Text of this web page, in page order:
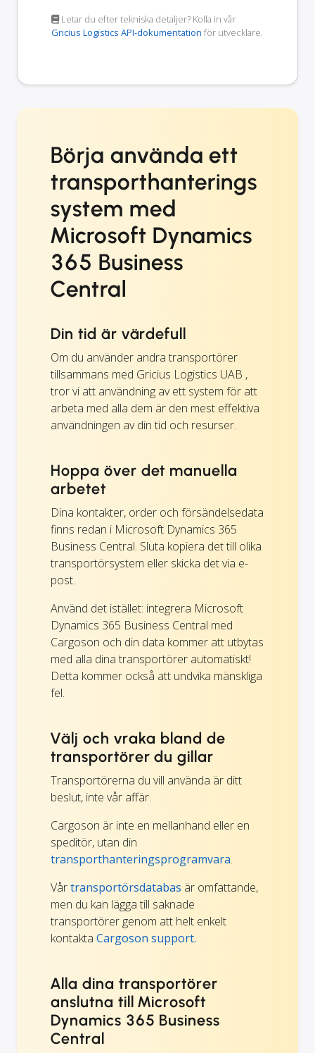
Letar du efter tekniska detaljer? Kolla in vår
Gricius Logistics API-dokumentation för utvecklare.
Börja använda ett
transporthanterings
system med
Microsoft Dynamics
365 Business
Central
Din tid är värdefull
Om du använder andra transportörer
tillsammans med Gricius Logistics UAB ,
tror vi att användning av ett system för att
arbeta med alla dem är den mest effektiva
användningen av din tid och resurser.
Hoppa över det manuella
arbetet
Dina kontakter, order och försändelsedata
finns redan i Microsoft Dynamics 365
Business Central. Sluta kopiera det till olika
transportörsystem eller skicka det via e-
post.
Använd det istället: integrera Microsoft
Dynamics 365 Business Central med
Cargoson och din data kommer att utbytas
med alla dina transportörer automatiskt!
Detta kommer också att undvika mänskliga
fel.
Välj och vraka bland de
transportörer du gillar
Transportörerna du vill använda är ditt
beslut, inte vår affär.
Cargoson är inte en mellanhand eller en
speditör, utan din
transporthanteringsprogramvara.
Vårtransportörsdatabas är omfattande,
men du kan lägga till saknade
transportörer genom att helt enkelt
kontakta Cargoson support.
Alla dina transportörer
anslutna till Microsoft
Dynamics 365 Business
Central